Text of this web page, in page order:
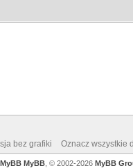
bez grafiki Oznacz wszystkie
MyBB , © 2002-2026 MyBB